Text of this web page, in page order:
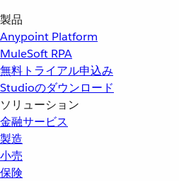
製品
Anypoint Platform
MuleSoft RPA
無料トライアル申込み
Studioのダウンロード
ソリューション
金融サービス
製造
小売
保険